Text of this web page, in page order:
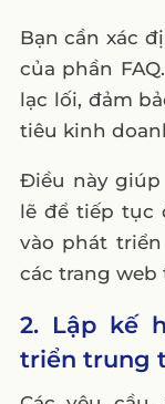
Bạn cần xác
của phần
lạc lối, đảm
tiêu kinh
Điều này
lẽ để tiếp tục
vào phát
các trang
2. Lập kế
triển trung